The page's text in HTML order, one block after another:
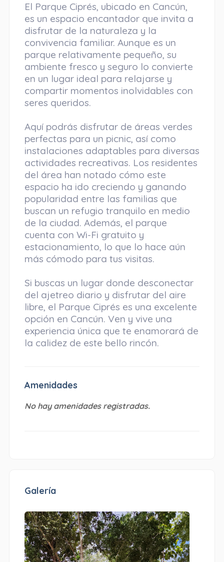
El Parque Ciprés, ubicado en Cancún,
es un espacio encantador que invita a
disfrutar de la naturaleza y la
convivencia familiar. Aunque es un
parque relativamente pequeño, su
ambiente fresco y seguro lo convierte
en un lugar ideal para relajarse y
compartir momentos inolvidables con
seres queridos.
Aquí podrás disfrutar de áreas verdes
perfectas para un picnic, así como
instalaciones adaptables para diversas
actividades recreativas. Los residentes
del área han notado cómo este
espacio ha ido creciendo y ganando
popularidad entre las familias que
buscan un refugio tranquilo en medio
de la ciudad. Además, el parque
cuenta con Wi-Fi gratuito y
estacionamiento, lo que lo hace aún
más cómodo para tus visitas.
Si buscas un lugar donde desconectar
del ajetreo diario y disfrutar del aire
libre, el Parque Ciprés es una excelente
opción en Cancún. Ven y vive una
experiencia única que te enamorará de
la calidez de este bello rincón.
Amenidades
No hay amenidades registradas.
Galería